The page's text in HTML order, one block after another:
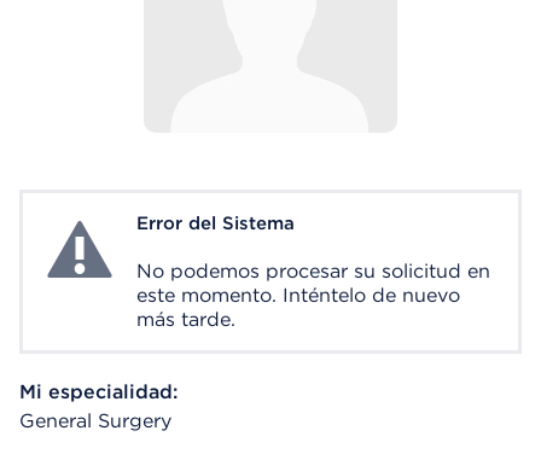
System ErrorError del Sistema
No podemos procesar su solicitud en
este momento. Inténtelo de nuevo
más tarde.
Mi especialidad:
General Surgery